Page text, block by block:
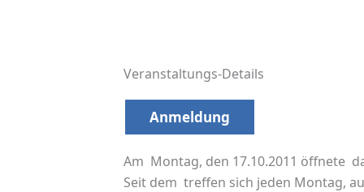
Veranstaltungs-Details
Anmeldung
Am Montag, den 17.10.2011 öffnete
Seit dem treffen sich jeden Montag,